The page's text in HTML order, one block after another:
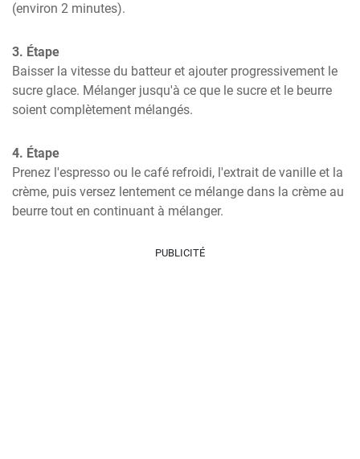
(environ 2 minutes).
3. Étape
Baisser la vitesse du batteur et ajouter progressivement le
sucre glace. Mélanger jusqu'à ce que le sucre et le beurre
soient complètement mélangés.
4. Étape
Prenez l'espresso ou le café refroidi, l'extrait de vanille et la
crème, puis versez lentement ce mélange dans la crème au
beurre tout en continuant à mélanger.
PUBLICITÉ